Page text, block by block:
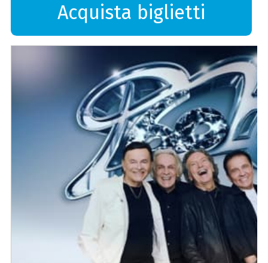
Acquista biglietti